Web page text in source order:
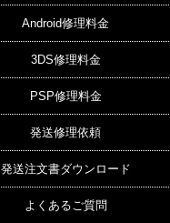
Android修理料金
3DS修理料金
PSP修理料金
発送修理依頼
発送注文書ダウンロード
よくあるご質問